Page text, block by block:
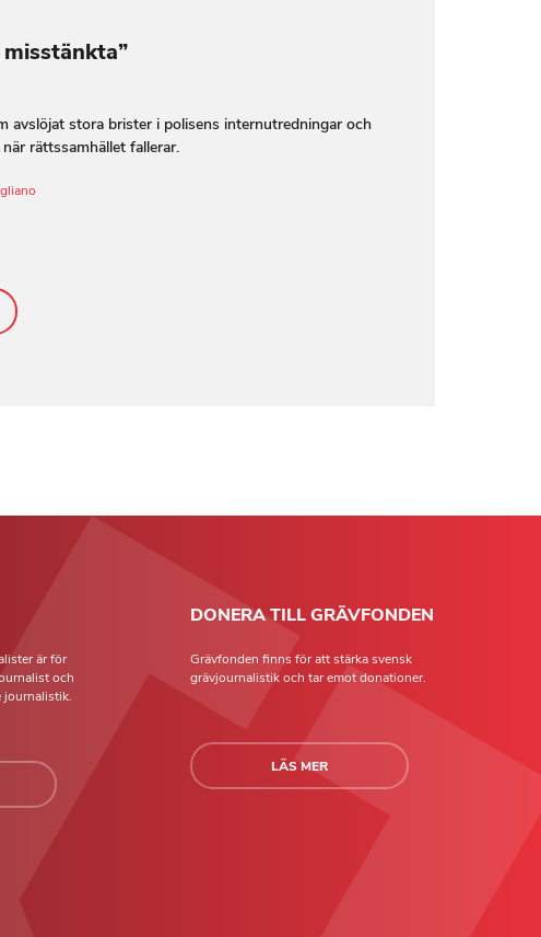
avslöjat stora brister i polisens internutredningar och
rättssamhället fallerar.
är för
och
journalistik.
DONERA TILL GRÄVFONDEN
Grävfonden finns för att stärka svensk
grävjournalistik och tar emot donationer.
LÄS MER